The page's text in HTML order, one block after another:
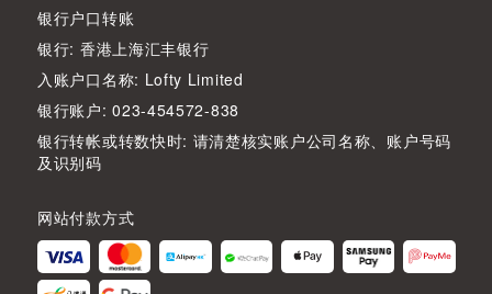
银行户口转账
银行: 香港上海汇丰银行
入账户口名称: Lofty Limited
银行账户: 023-454572-838
银行转帐或转数快时: 请清楚核实账户公司名称、账户号码
及识别码
网站付款方式